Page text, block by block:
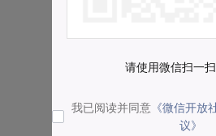
请使用微信扫一
我已阅读并同意 《微信开放
议》